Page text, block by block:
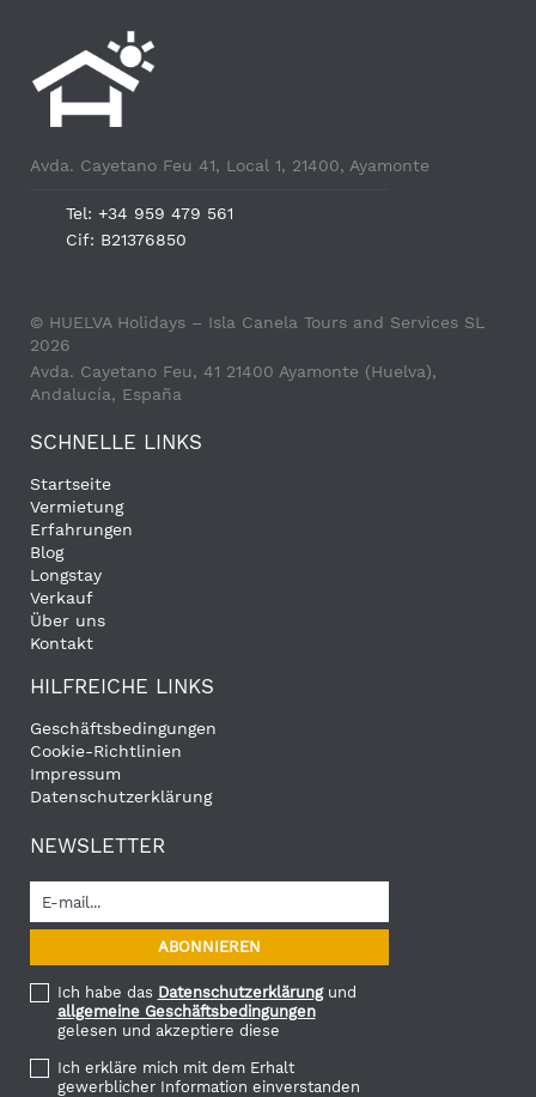
Avda. Cayetano Feu 41, Local 1, 21400, Ayamonte
Tel: +34 959 479 561
Cif: B21376850
© HUELVA Holidays – Isla Canela Tours and Services SL
2026
Avda. Cayetano Feu, 41 21400 Ayamonte (Huelva),
Andalucía, España
SCHNELLE LINKS
Startseite
Vermietung
Erfahrungen
Blog
Longstay
Verkauf
Über uns
Kontakt
HILFREICHE LINKS
Geschäftsbedingungen
Cookie-Richtlinien
Impressum
Datenschutzerklärung
NEWSLETTER
Ich habe das Datenschutzerklärungund
allgemeine Geschäftsbedingungen
gelesen und akzeptiere diese
Ich erkläre mich mit dem Erhalt
gewerblicher Information einverstanden